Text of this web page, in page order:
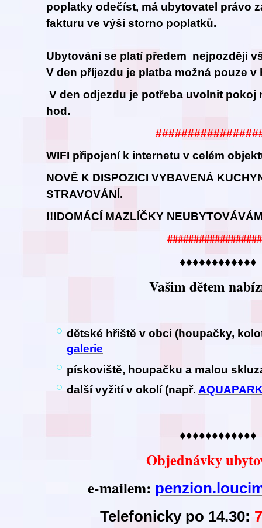
poplatky odečíst, má ubytovatel právo
fakturu ve výši storno poplatků.
Ubytování se platí předem nejpozději
V den příjezdu je platba možná pouze v
V den odjezdu je potřeba uvolnit pokoj
hod.
WIFI připojení k internetu v celém
NOVĚ K DISPOZICI VYBAVENÁ
STRAVOVÁNÍ.
!!!DOMÁCÍ MAZLÍČKY
♦♦♦♦♦♦♦♦♦♦♦♦
Vašim dětem
dětské hřiště v obci (houpačky,
galerie
pískoviště, houpačku a malou
další vyžití v okolí (např.
♦♦♦♦♦♦♦♦♦♦♦♦
Objednávky
e-mailem:
Telefonicky po 14.30: